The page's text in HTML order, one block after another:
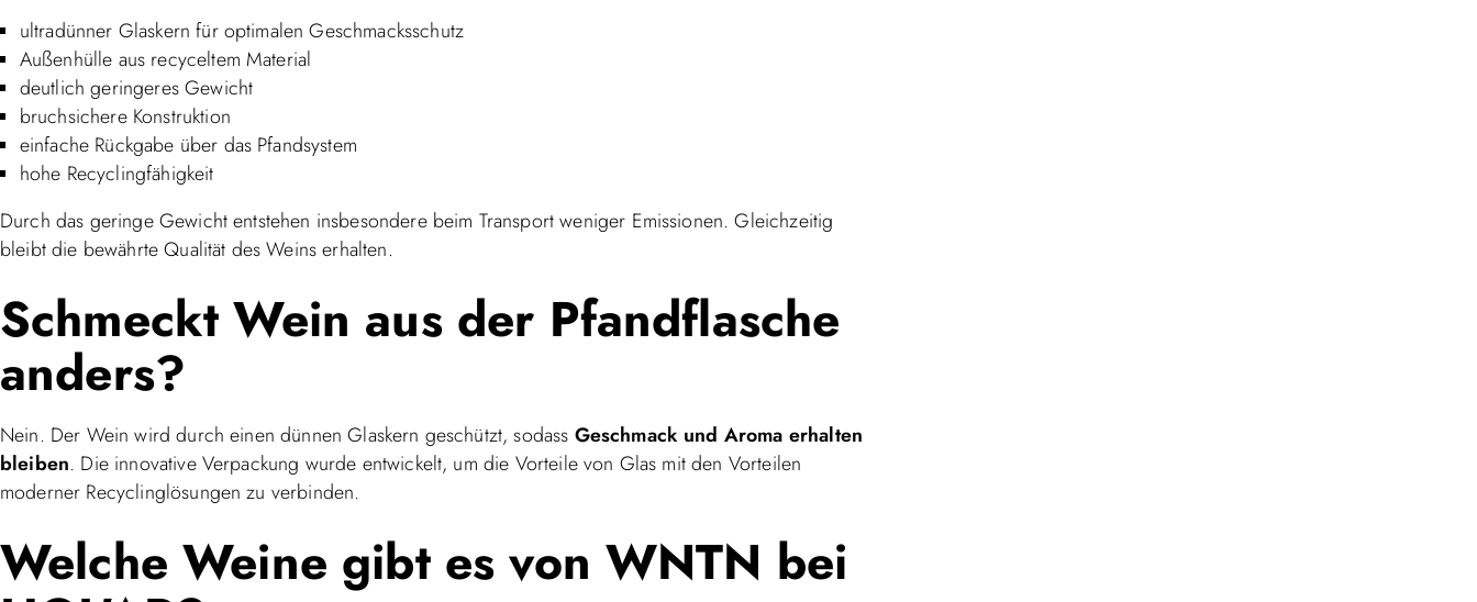
ultradünner Glaskern für optimalen Geschmacksschutz
Außenhülle aus recyceltem Material
deutlich geringeres Gewicht
bruchsichere Konstruktion
einfache Rückgabe über das Pfandsystem
hohe Recyclingfähigkeit
Durch das geringe Gewicht entstehen insbesondere beim Transport weniger Emissionen. Gleichzeitig
bleibt die bewährte Qualität des Weins erhalten.
Schmeckt Wein aus der Pfandflasche
anders?
Nein. Der Wein wird durch einen dünnen Glaskern geschützt, sodass Geschmack und Aroma erhalten
bleiben. Die innovative Verpackung wurde entwickelt, um die Vorteile von Glas mit den Vorteilen
moderner Recyclinglösungen zu verbinden.
Welche Weine gibt es von WNTN bei